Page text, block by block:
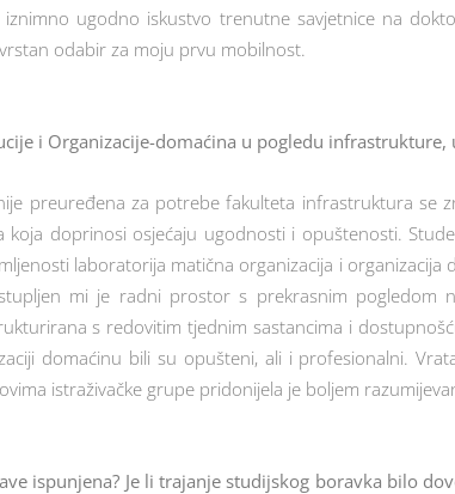
ugodno iskustvo trenutne savjetnice na
odabir za moju prvu mobilnost.
i Organizacije-domaćina u pogledu
preuređena za potrebe fakulteta infrastruktura se
koja doprinosi osjećaju ugodnosti i opuštenosti.
laboratorija matična organizacija i
mi je radni prostor s prekrasnim pogledom
s redovitim tjednim sastancima i
domaćinu bili su opušteni, ali i profesionalni.
istraživačke grupe pridonijela je boljem
ispunjena? Je li trajanje studijskog boravka bilo